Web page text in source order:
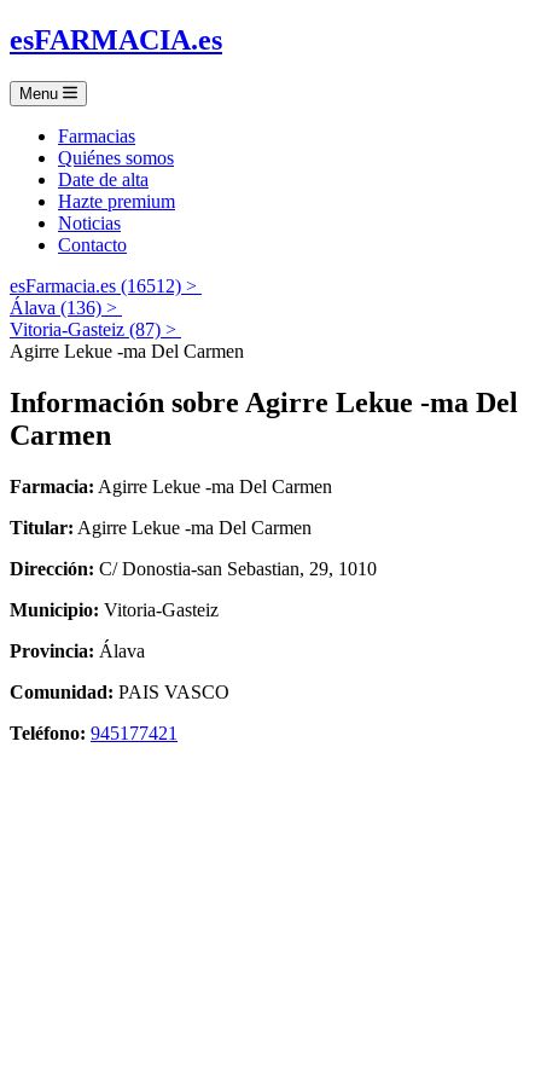
esFARMACIA.es
Menu
Farmacias
Quiénes somos
Date de alta
Hazte premium
Noticias
Contacto
esFarmacia.es (16512) >
Álava (136) >
Vitoria-Gasteiz (87) >
Agirre Lekue -ma Del Carmen
Información sobre Agirre Lekue -ma Del
Carmen
Farmacia: Agirre Lekue -ma Del Carmen
Titular: Agirre Lekue -ma Del Carmen
Dirección: C/ Donostia-san Sebastian, 29, 1010
Municipio: Vitoria-Gasteiz
Provincia: Álava
Comunidad: PAIS VASCO
Teléfono: 945177421